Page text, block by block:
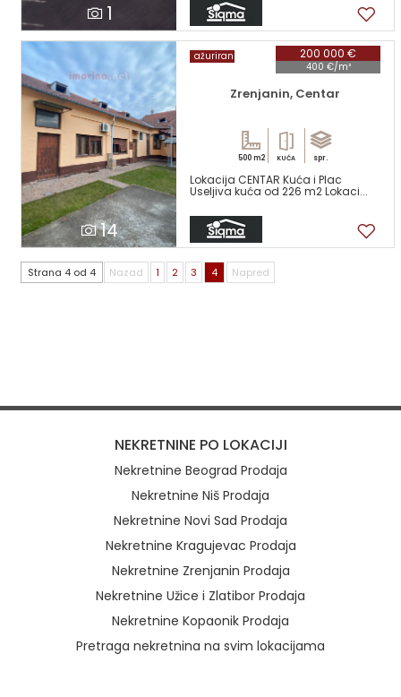
1
14
200 000 €
400 €/m²
ažuriran
Zrenjanin, Centar
500 m2 KUĆA spr.
Lokacija CENTAR Kuća i Plac
Useljiva kuća od 226 m2 Lokaci...
Strana 4 od 4 Nazad 1 2 3 4 Napred
NEKRETNINE PO LOKACIJI
Nekretnine Beograd Prodaja
Nekretnine Niš Prodaja
Nekretnine Novi Sad Prodaja
Nekretnine Kragujevac Prodaja
Nekretnine Zrenjanin Prodaja
Nekretnine Užice i Zlatibor Prodaja
Nekretnine Kopaonik Prodaja
Pretraga nekretnina na svim lokacijama